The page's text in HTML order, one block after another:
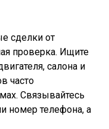
сделки от
проверка. Ищите
салона и
часто
Связывайтесь
номер телефона, а